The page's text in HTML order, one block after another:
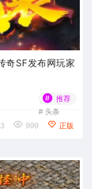
奇SF发布网玩家
#
推荐
# 头条
999 正版